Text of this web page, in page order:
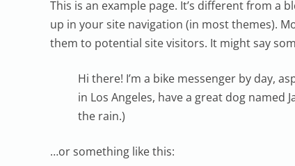
This is an example page. It’s different from a
up in your site navigation (in most themes).
them to potential site visitors. It might say
Hi there! I’m a bike messenger by day,
in Los Angeles, have a great dog named
the rain.)
…or something like this: